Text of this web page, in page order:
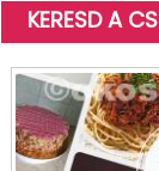
KERESD A